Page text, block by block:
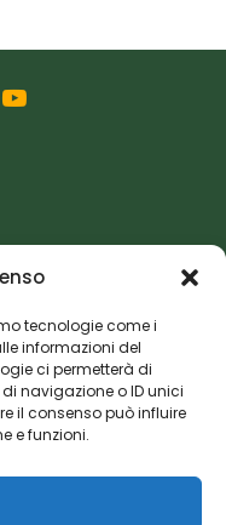
tecnologie come i
informazioni del
ci permetterà di
navigazione o ID unici
il consenso può influire
e funzioni.